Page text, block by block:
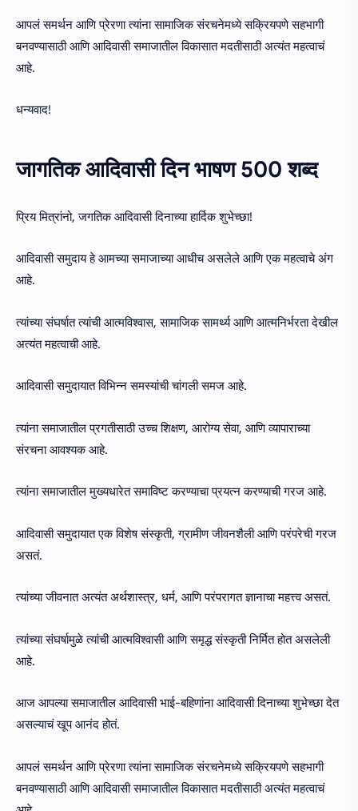
आपलं समर्थन आणि प्रेरणा त्यांना सामाजिक संरचनेमध्ये सक्रियपणे सहभागी
बनवण्यासाठी आणि आदिवासी समाजातील विकासात मदतीसाठी अत्यंत महत्वाचं
आहे.
धन्यवाद!
जागतिक आदिवासी दिन भाषण 500 शब्द
प्रिय मित्रांनो, जगतिक आदिवासी दिनाच्या हार्दिक शुभेच्छा!
आदिवासी समुदाय हे आमच्या समाजाच्या आधीच असलेले आणि एक महत्वाचे अंग
आहे.
त्यांच्या संघर्षात त्यांची आत्मविश्वास, सामाजिक सामर्थ्य आणि आत्मनिर्भरता देखील
अत्यंत महत्वाची आहे.
आदिवासी समुदायात विभिन्न समस्यांची चांगली समज आहे.
त्यांना समाजातील प्रगतीसाठी उच्च शिक्षण, आरोग्य सेवा, आणि व्यापाराच्या
संरचना आवश्यक आहे.
त्यांना समाजातील मुख्यधारेत समाविष्ट करण्याचा प्रयत्न करण्याची गरज आहे.
आदिवासी समुदायात एक विशेष संस्कृती, ग्रामीण जीवनशैली आणि परंपरेची गरज
असतं.
त्यांच्या जीवनात अत्यंत अर्थशास्त्र, धर्म, आणि परंपरागत ज्ञानाचा महत्त्व असतं.
त्यांच्या संघर्षामुळे त्यांची आत्मविश्वासी आणि समृद्ध संस्कृती निर्मित होत असलेली
आहे.
आज आपल्या समाजातील आदिवासी भाई-बहिणांना आदिवासी दिनाच्या शुभेच्छा देत
असल्याचं खूप आनंद होतं.
आपलं समर्थन आणि प्रेरणा त्यांना सामाजिक संरचनेमध्ये सक्रियपणे सहभागी
बनवण्यासाठी आणि आदिवासी समाजातील विकासात मदतीसाठी अत्यंत महत्वाचं